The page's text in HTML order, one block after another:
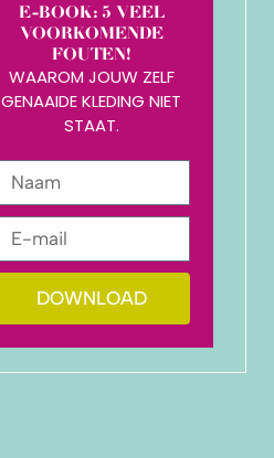
E-BOOK: 5 VEEL
VOORKOMENDE
FOUTEN!
WAAROM JOUW ZELF
GENAAIDE KLEDING NIET
STAAT.
DOWNLOAD